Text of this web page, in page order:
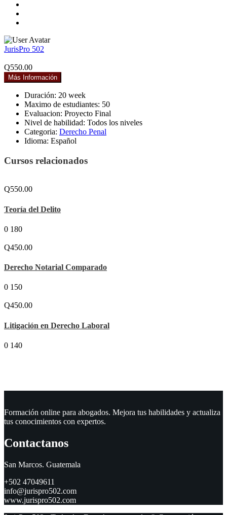
JurisPro 502
Q550.00
Más Información
Duración: 20 week
Maximo de estudiantes: 50
Evaluacion: Proyecto Final
Nivel de habilidad: Todos los niveles
Categoria: Derecho Penal
Idioma: Español
Cursos relacionados
Q550.00
Teoría del Delito
0 180
Q450.00
Derecho Notarial Comparado
0 150
Q450.00
Litigación en Derecho Laboral
0 140
Formación online para abogados. Mejora tus habilidades y actualiza
tus conocimientos con expertos.
Contactanos
San Marcos. Guatemala
+502 47049611
info@jurispro502.com
www.jurispro502.com